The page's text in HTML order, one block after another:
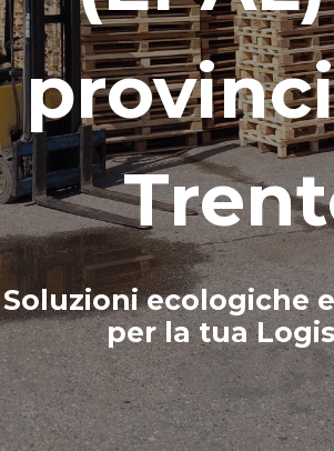
Soluzioni ecologiche
per la tua